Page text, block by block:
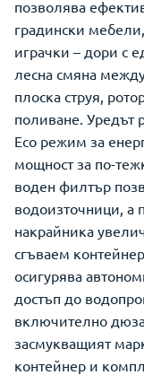
позволява
градински
играчки – дори с
лесна смяна
плоска струя,
поливане. Уредът
Eco режим за
мощност за по-
воден филтър
водоизточници, а
накрайника
сгъваем
осигурява
достъп до
включително
засмукващият
контейнер и